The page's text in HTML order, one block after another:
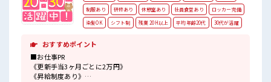
制服あり
研修あり 休憩室あり 社員食堂あり
ロッカー完備
染髪OK
シフト制 残業 20H以上 平均年齢20代 30代が活躍
おすすめポイント
■お仕事PR
《更新手当3ヶ月ごとに2万円》
《昇給制度あり》